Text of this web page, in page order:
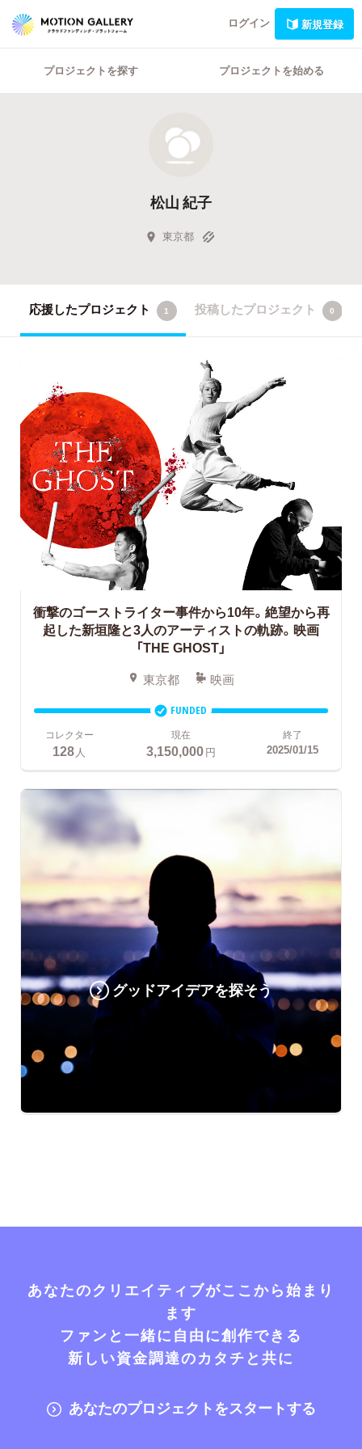
ログイン 新規登録
プロジェクトを探す プロジェクトを始める
松山 紀子
東京都
応援したプロジェクト 1 投稿したプロジェクト 0
衝撃のゴーストライター事件から10年。絶望から再
起した新垣隆と3人のアーティストの軌跡。映画
「THE GHOST」
東京都 映画
FUNDED
コレクター
128 人
現在
3,150,000円
終了
2025/01/15
グッドアイデアを探そう
あなたのクリエイティブがここから始まり
ます
ファンと一緒に自由に創作できる
新しい資金調達のカタチと共に
あなたのプロジェクトをスタートする